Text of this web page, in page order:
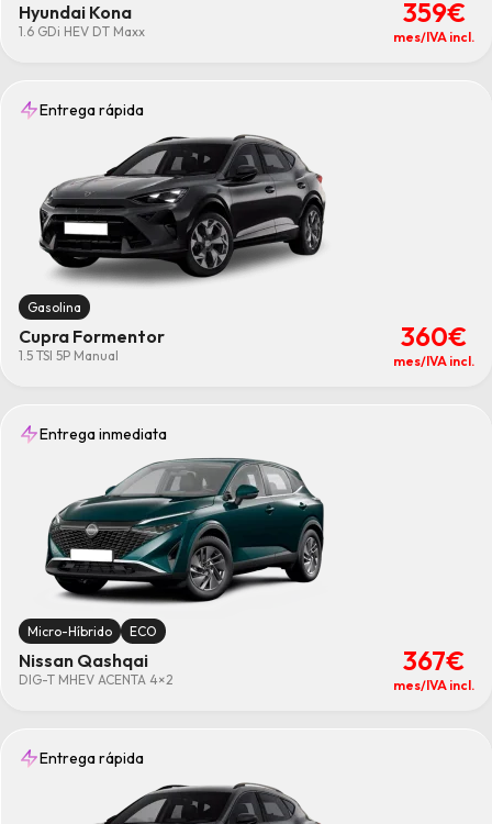
Hyundai Kona
1.6 GDi HEV DT Maxx
359€
mes/IVA incl.
Entrega rápida
Gasolina
Cupra Formentor
1.5 TSI 5P Manual
360€
mes/IVA incl.
Entrega inmediata
Micro-Híbrido ECO
Nissan Qashqai
DIG-T MHEV ACENTA 4×2
367€
mes/IVA incl.
Entrega rápida